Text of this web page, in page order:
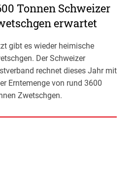
Tonnen Schweizer
erwartet
gibt es wieder heimische
Der Schweizer
rechnet dieses Jahr mit
Erntemenge von rund 3600
Zwetschgen.